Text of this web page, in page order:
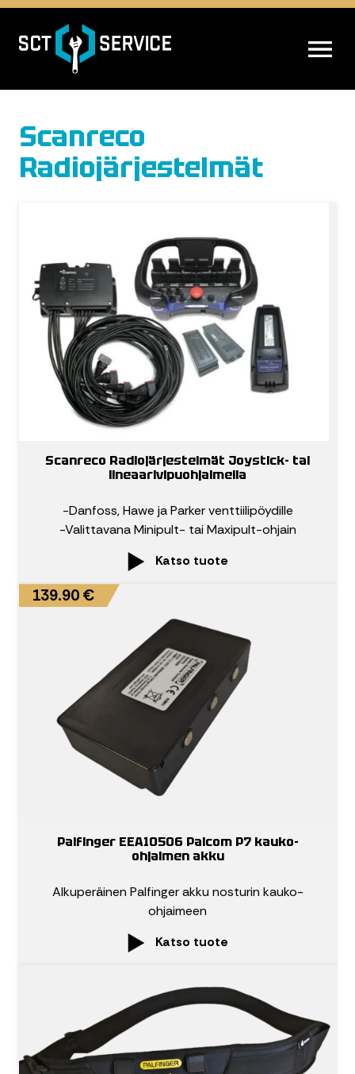
Scanreco
Radiojärjestelmät
Scanreco Radiojärjestelmät Joystick- tai
lineaarivipuohjaimella
-Danfoss, Hawe ja Parker venttiilipöydille
-Valittavana Minipult- tai Maxipult-ohjain
Katso tuote
139.90 €
Palfinger EEA10506 Palcom P7 kauko-
ohjaimen akku
Alkuperäinen Palfinger akku nosturin kauko-
ohjaimeen
Katso tuote